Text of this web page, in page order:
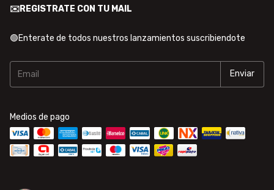
✉️REGISTRATE CON TU MAIL
🟢Enterate de todos nuestros lanzamientos suscribiendote
Medios de pago